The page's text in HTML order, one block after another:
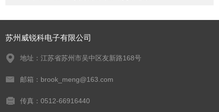
苏州威锐科电子有限公司
地址：江苏省苏州市吴中区友新路168号
邮箱：brook_meng@163.com
传真：0512-66916440